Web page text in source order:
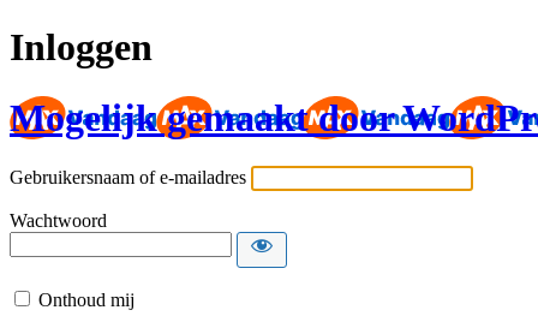
Inloggen
Mogelijk gemaakt door
Gebruikersnaam of e-mailadres
Wachtwoord
Onthoud mij